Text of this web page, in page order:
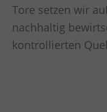
Tore setzen wir
nachhaltig
kontrollierten